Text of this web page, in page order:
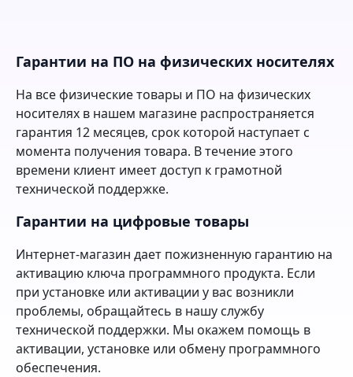
Гарантии на ПО на физических носителях
На все физические товары и ПО на физических
носителях в нашем магазине распространяется
гарантия 12 месяцев, срок которой наступает с
момента получения товара. В течение этого
времени клиент имеет доступ к грамотной
технической поддержке.
Гарантии на цифровые товары
Интернет-магазин дает пожизненную гарантию на
активацию ключа программного продукта. Если
при установке или активации у вас возникли
проблемы, обращайтесь в нашу службу
технической поддержки. Мы окажем помощь в
активации, установке или обмену программного
обеспечения.